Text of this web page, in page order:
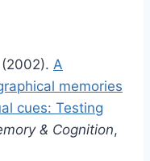
(2002). A
memories
cues: Testing
& Cognition,